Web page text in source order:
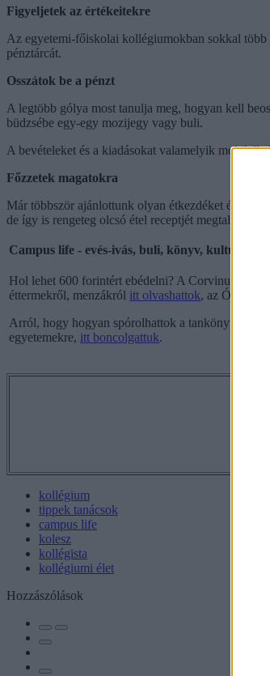
Figyeljetek az értékeitekre
Az egyetemi-főiskolai kollégiumokban sokkal
pénztárcát.
Osszátok be a pénzt
A legtöbb gólya most tanulja meg, hogyan kell
büdzsébe egy-egy mozijegy vagy buli.
A bevételeket és a kiadásokat valamelyik
Főzzetek magatokra
Már többször ajánlottunk olyan étkezdéket és
de így is rengeteg olcsó étel receptjét megtaláljátok.
Campus life - evés-ivás, buli, könyv, kultúra
Hol lehet 600 forintért ebédelni? A Corvinus-
éttermekről, menzákról itt olvashattok, az Óbudai
Arról, hogy hogyan spórolhattok a tankönyveken,
egyetemekre, itt boncolgattuk.
kollégium
tippek tanácsok
campus life
kolesz
kollégista
kollégiumi élet
Hozzászólások